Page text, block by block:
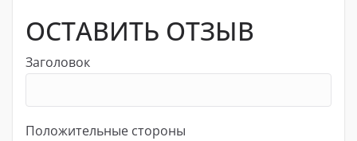
ОСТАВИТЬ ОТЗЫВ
Заголовок
Положительные стороны